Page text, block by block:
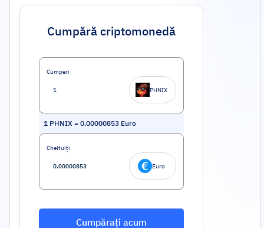
Cumpără criptomonedă
Cumperi
PHNIX
1 PHNIX = 0.00000853 Euro
Cheltuiți
Euro
Cumpărați acum